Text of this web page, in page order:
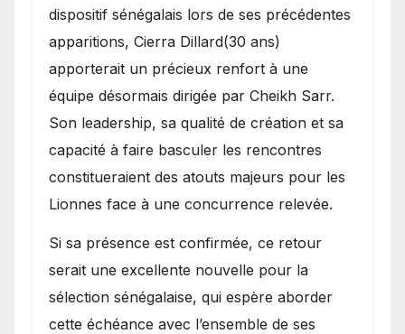
dispositif sénégalais lors de ses précédentes
apparitions, Cierra Dillard(30 ans)
apporterait un précieux renfort à une
équipe désormais dirigée par Cheikh Sarr.
Son leadership, sa qualité de création et sa
capacité à faire basculer les rencontres
constitueraient des atouts majeurs pour les
Lionnes face à une concurrence relevée.
Si sa présence est confirmée, ce retour
serait une excellente nouvelle pour la
sélection sénégalaise, qui espère aborder
cette échéance avec l’ensemble de ses